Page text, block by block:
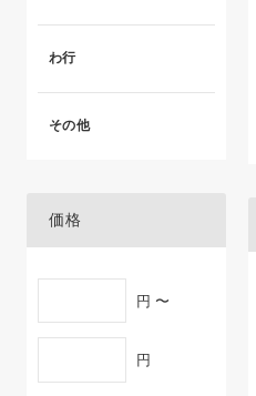
わ行
その他
価格
円 〜
円